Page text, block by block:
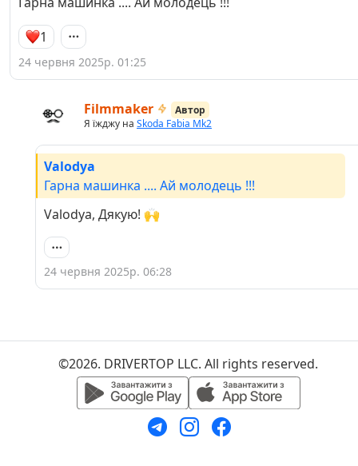
1
24 червня 2025р. 01:25
Filmmaker
Автор
Я їжджу на Skoda Fabia Mk2
Valodya
Гарна машинка .... Ай молодець !!!
Valodya, Дякую! 🙌
24 червня 2025р. 06:28
©2026. DRIVERTOP LLC. All rights reserved.